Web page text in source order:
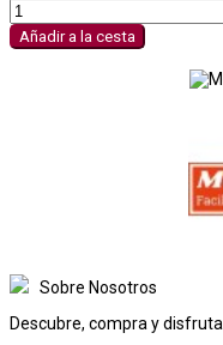
Añadir a la cesta
Sobre Nosotros
Descubre, compra y disfruta